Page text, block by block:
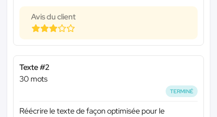
Avis du client
Texte #2
30 mots
TERMINÉ
Réécrire le texte de façon optimisée pour le